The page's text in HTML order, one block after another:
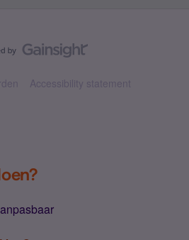
Accessibility statement